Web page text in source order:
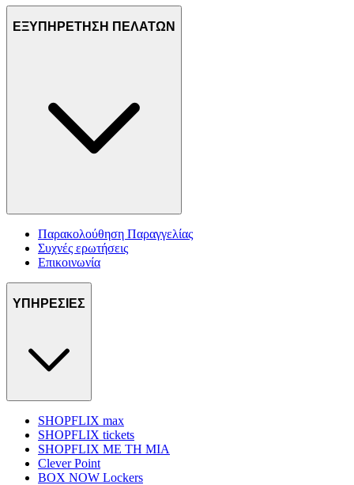
ΕΞΥΠΗΡΕΤΗΣΗ ΠΕΛΑΤΩΝ
Παρακολούθηση Παραγγελίας
Συχνές ερωτήσεις
Επικοινωνία
ΥΠΗΡΕΣΙΕΣ
SHOPFLIX max
SHOPFLIX tickets
SHOPFLIX ΜΕ ΤΗ ΜΙΑ
Clever Point
BOX NOW Lockers